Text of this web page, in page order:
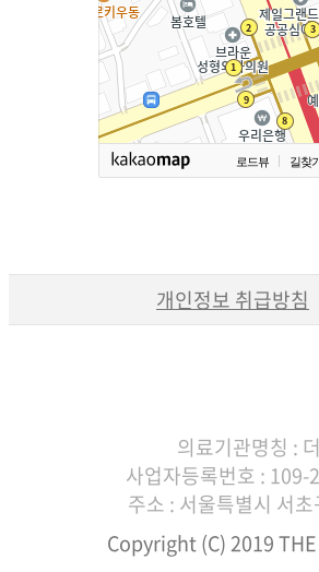
로드뷰 길찾
개인정보 취급방침
의료기관명칭 :
사업자등록번호 : 109-
주소 : 서울특별시 서
Copyright (C) 2019